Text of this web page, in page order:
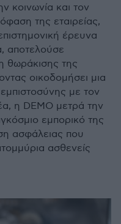
κοινωνία και τον
της εταιρείας,
έρευνα
αποτελούσε
θωράκισης της
οικοδομήσει μια
με τον
η DEMO μετρά την
εμπορικό της
ασφάλειας που
ασθενείς